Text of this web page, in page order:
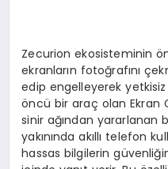
Zecurion ekosisteminin
ekranların fotoğrafını
edip engelleyerek
öncü bir araç olan Ekran
sinir ağından yararlanan
yakınında akıllı telefon
hassas bilgilerin